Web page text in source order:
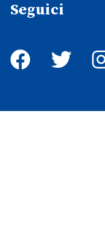
Seguici